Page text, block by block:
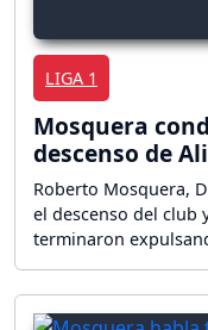
LIGA 1
Mosquera
descenso de
Roberto Mosquera,
el descenso del club
terminaron